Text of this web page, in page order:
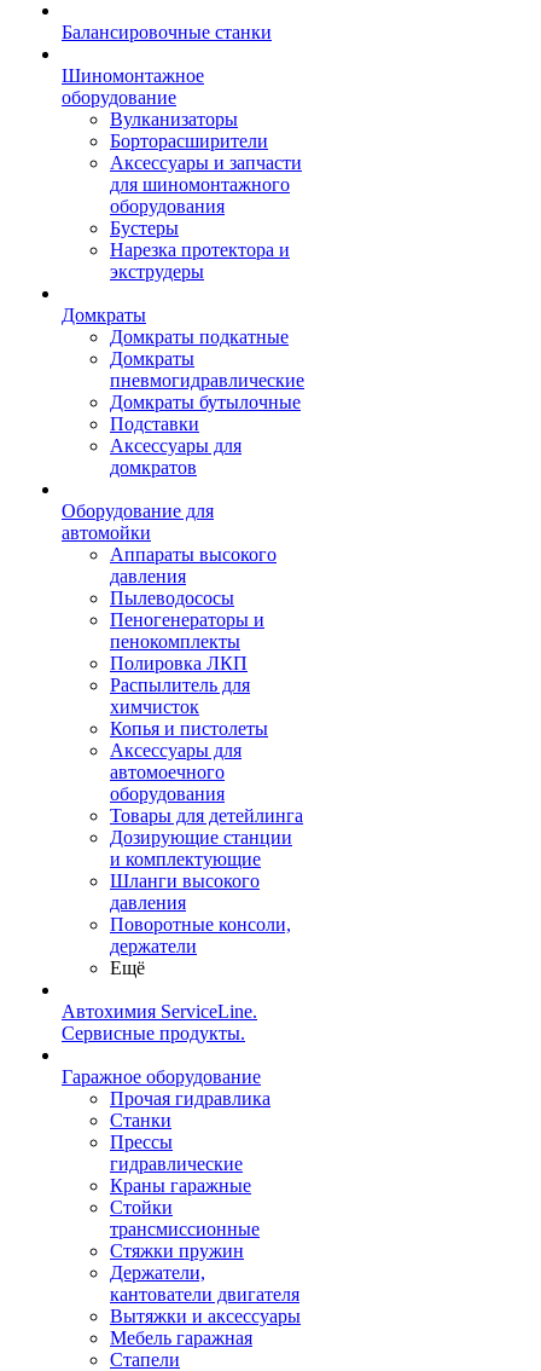
Балансировочные станки
Шиномонтажное
оборудование
Вулканизаторы
Борторасширители
Аксессуары и запчасти
для шиномонтажного
оборудования
Бустеры
Нарезка протектора и
экструдеры
Домкраты
Домкраты подкатные
Домкраты
пневмогидравлические
Домкраты бутылочные
Подставки
Аксессуары для
домкратов
Оборудование для
автомойки
Аппараты высокого
давления
Пылеводососы
Пеногенераторы и
пенокомплекты
Полировка ЛКП
Распылитель для
химчисток
Копья и пистолеты
Аксессуары для
автомоечного
оборудования
Товары для детейлинга
Дозирующие станции
и комплектующие
Шланги высокого
давления
Поворотные консоли,
держатели
Ещё
Автохимия ServiceLine.
Сервисные продукты.
Гаражное оборудование
Прочая гидравлика
Станки
Прессы
гидравлические
Краны гаражные
Стойки
трансмиссионные
Стяжки пружин
Держатели,
кантователи двигателя
Вытяжки и аксессуары
Мебель гаражная
Стапели